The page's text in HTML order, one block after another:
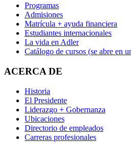
Programas
Admisiones
Matrícula + ayuda financiera
Estudiantes internacionales
La vida en Adler
Catálogo de cursos (se abre en
ACERCA DE
Historia
El Presidente
Liderazgo + Gobernanza
Ubicaciones
Directorio de empleados
Carreras profesionales